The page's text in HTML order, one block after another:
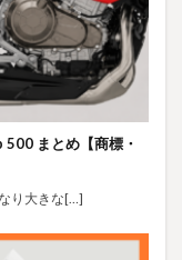
500 まとめ【商標・
り大きな[…]